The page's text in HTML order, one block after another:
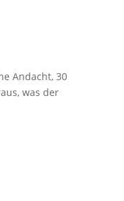
Andacht, 30
was der